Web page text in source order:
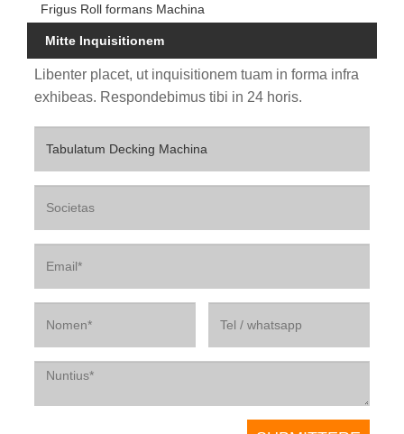
Frigus Roll formans Machina
Mitte Inquisitionem
Libenter placet, ut inquisitionem tuam in forma infra
exhibeas. Respondebimus tibi in 24 horis.